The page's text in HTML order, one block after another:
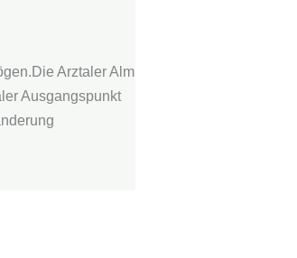
Arztaler Alm
Ausgangspunkt